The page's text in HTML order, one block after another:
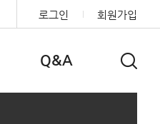
로그인 회원가입
Q&A